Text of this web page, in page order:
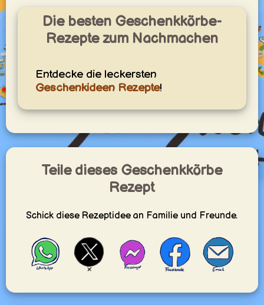
Die besten Geschenkkörbe-
Rezepte zum Nachmachen
Entdecke die leckersten
Geschenkideen Rezepte!
Teile dieses Geschenkkörbe
Rezept
Schick diese Rezeptidee an Familie und Freunde.